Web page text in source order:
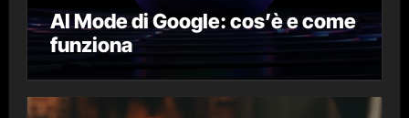
AI Mode di Google: cos’è e come
funziona